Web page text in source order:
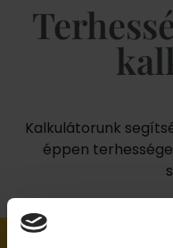
Kalkulátorunk
éppen